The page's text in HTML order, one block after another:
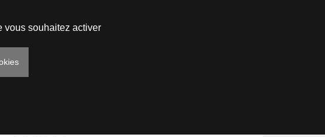
vous souhaitez activer